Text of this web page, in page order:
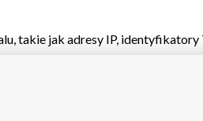
takie jak adresy IP,
dostęp do nich, wyboru
spersonalizowanych treści,
zapewnienia